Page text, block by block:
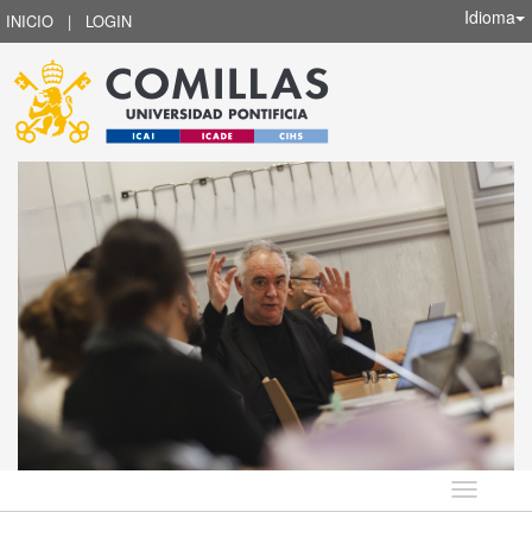
INICIO | LOGIN Idioma
Idioma